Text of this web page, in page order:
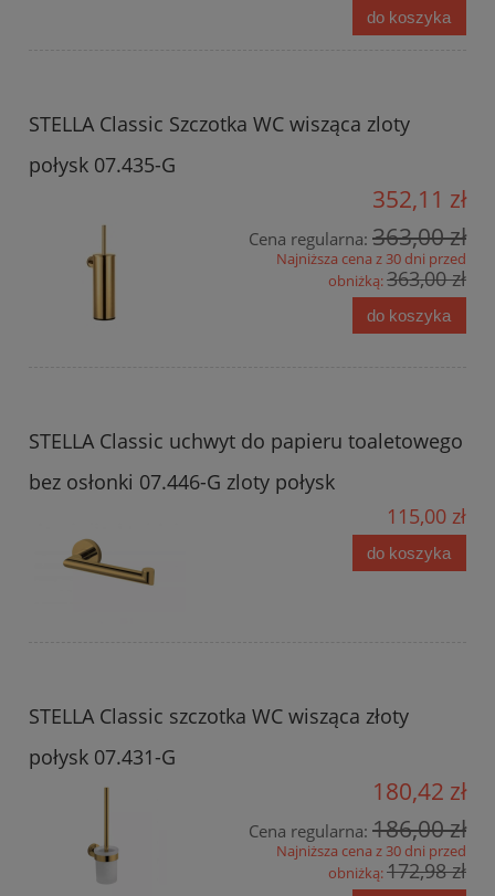
do koszyka
STELLA Classic Szczotka WC wisząca zloty
połysk 07.435-G
352,11 zł
Cena regularna: 363,00 zł
Najniższa cena z 30 dni przed
obniżką:363,00 zł
do koszyka
STELLA Classic uchwyt do papieru toaletowego
bez osłonki 07.446-G zloty połysk
115,00 zł
do koszyka
STELLA Classic szczotka WC wisząca złoty
połysk 07.431-G
180,42 zł
Cena regularna: 186,00 zł
Najniższa cena z 30 dni przed
obniżką:172,98 zł